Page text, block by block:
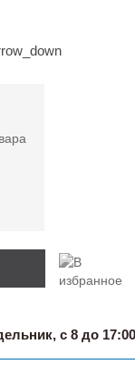
с 8 до 17:00